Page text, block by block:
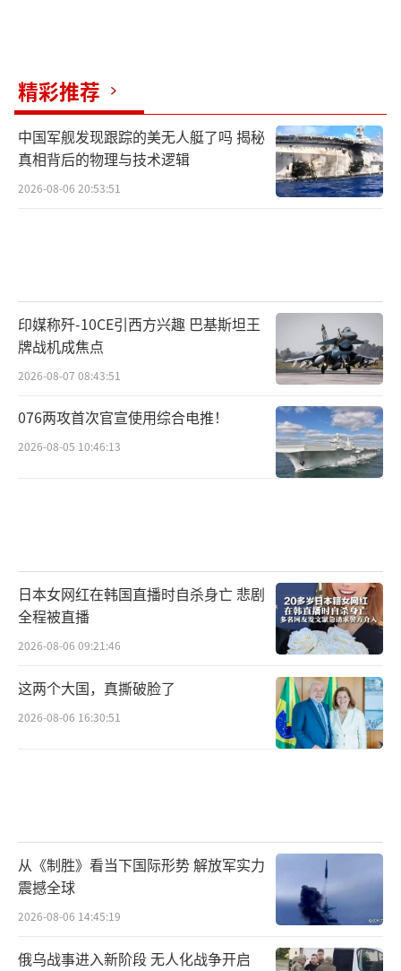
精彩推荐
中国军舰发现跟踪的美无人艇了吗 揭秘
真相背后的物理与技术逻辑
2026-08-06 20:53:51
印媒称歼-10CE引西方兴趣 巴基斯坦王
牌战机成焦点
2026-08-07 08:43:51
076两攻首次官宣使用综合电推！
2026-08-05 10:46:13
日本女网红在韩国直播时自杀身亡 悲剧
全程被直播
2026-08-06 09:21:46
这两个大国，真撕破脸了
2026-08-06 16:30:51
从《制胜》看当下国际形势 解放军实力
震撼全球
2026-08-06 14:45:19
俄乌战事进入新阶段 无人化战争开启